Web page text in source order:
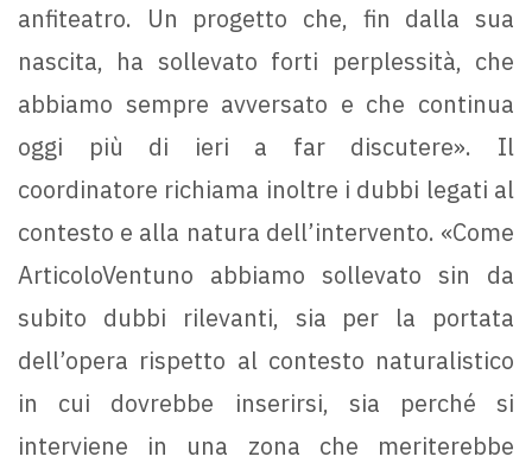
anfiteatro. Un progetto che, fin dalla sua
nascita, ha sollevato forti perplessità, che
abbiamo sempre avversato e che continua
oggi più di ieri a far discutere». Il
coordinatore richiama inoltre i dubbi legati al
contesto e alla natura dell’intervento. «Come
ArticoloVentuno abbiamo sollevato sin da
subito dubbi rilevanti, sia per la portata
dell’opera rispetto al contesto naturalistico
in cui dovrebbe inserirsi, sia perché si
interviene in una zona che meriterebbe